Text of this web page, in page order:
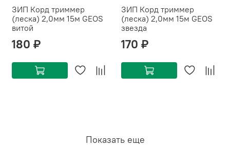
ЗИП Корд триммер
(леска) 2,0мм 15м GEOS
витой
180 ₽
ЗИП Корд триммер
(леска) 2,0мм 15м GEOS
звезда
170 ₽
Показать еще